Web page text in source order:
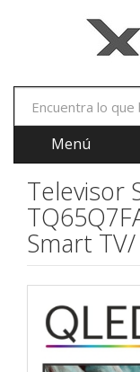
Menú
Televisor
Smart TV/